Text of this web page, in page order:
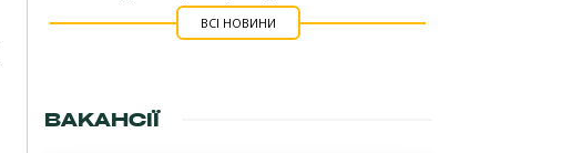
ВСІ НОВИНИ
ВАКАНСІЇ